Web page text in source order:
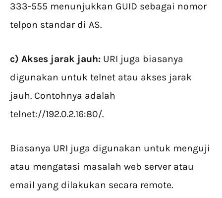
333-555 menunjukkan GUID sebagai nomor
telpon standar di AS.
c) Akses jarak jauh: URI juga biasanya
digunakan untuk telnet atau akses jarak
jauh. Contohnya adalah
telnet://192.0.2.16:80/.
Biasanya URI juga digunakan untuk menguji
atau mengatasi masalah web server atau
email yang dilakukan secara remote.